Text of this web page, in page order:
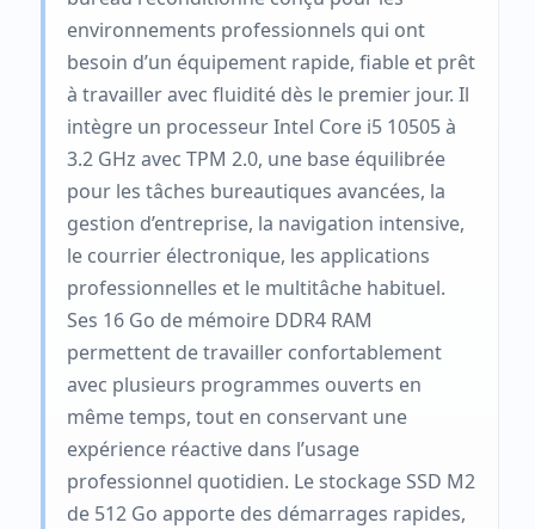
environnements professionnels qui ont
besoin d’un équipement rapide, fiable et prêt
à travailler avec fluidité dès le premier jour. Il
intègre un processeur Intel Core i5 10505 à
3.2 GHz avec TPM 2.0, une base équilibrée
pour les tâches bureautiques avancées, la
gestion d’entreprise, la navigation intensive,
le courrier électronique, les applications
professionnelles et le multitâche habituel.
Ses 16 Go de mémoire DDR4 RAM
permettent de travailler confortablement
avec plusieurs programmes ouverts en
même temps, tout en conservant une
expérience réactive dans l’usage
professionnel quotidien. Le stockage SSD M2
de 512 Go apporte des démarrages rapides,